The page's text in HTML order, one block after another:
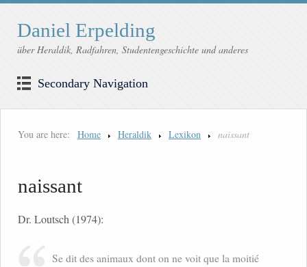
Daniel Erpelding
über Heraldik, Radfahren, Studentengeschichte und anderes
Secondary Navigation
You are here: Home Heraldik Lexikon naissant
naissant
Dr. Loutsch (1974):
Se dit des animaux dont on ne voit que la moitié